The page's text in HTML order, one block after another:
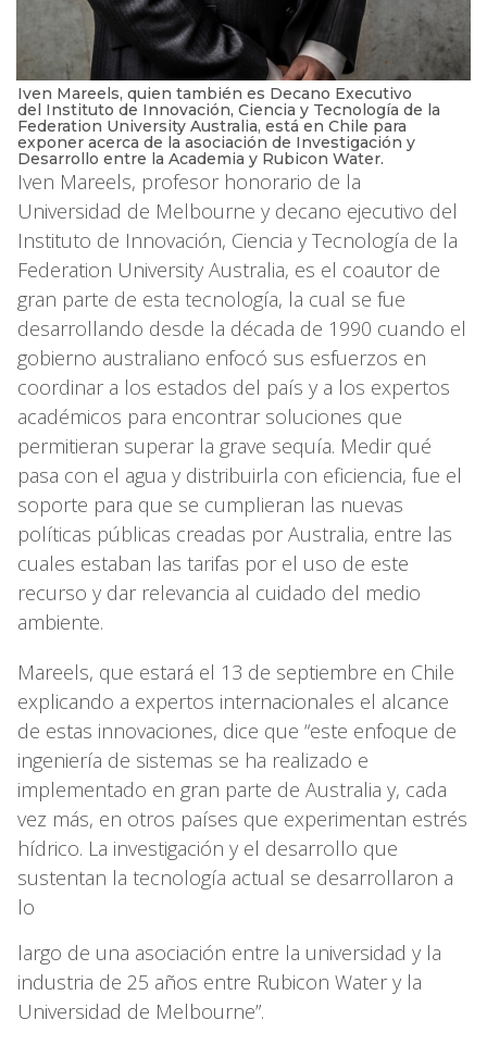
Iven Mareels, quien también es Decano Executivo
del Instituto de Innovación, Ciencia y Tecnología de la
Federation University Australia, está en Chile para
exponer acerca de la asociación de Investigación y
Desarrollo entre la Academia y Rubicon Water.
Iven Mareels, profesor honorario de la
Universidad de Melbourne y decano ejecutivo del
Instituto de Innovación, Ciencia y Tecnología de la
Federation University Australia, es el coautor de
gran parte de esta tecnología, la cual se fue
desarrollando desde la década de 1990 cuando el
gobierno australiano enfocó sus esfuerzos en
coordinar a los estados del país y a los expertos
académicos para encontrar soluciones que
permitieran superar la grave sequía. Medir qué
pasa con el agua y distribuirla con eficiencia, fue el
soporte para que se cumplieran las nuevas
políticas públicas creadas por Australia, entre las
cuales estaban las tarifas por el uso de este
recurso y dar relevancia al cuidado del medio
ambiente.
Mareels, que estará el 13 de septiembre en Chile
explicando a expertos internacionales el alcance
de estas innovaciones, dice que “este enfoque de
ingeniería de sistemas se ha realizado e
implementado en gran parte de Australia y, cada
vez más, en otros países que experimentan estrés
hídrico. La investigación y el desarrollo que
sustentan la tecnología actual se desarrollaron a
lo
largo de una asociación entre la universidad y la
industria de 25 años entre Rubicon Water y la
Universidad de Melbourne”.